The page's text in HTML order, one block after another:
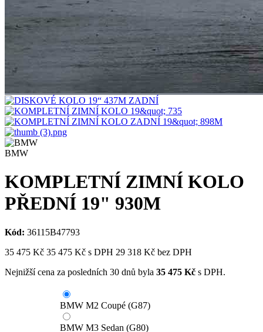
BMW
KOMPLETNÍ ZIMNÍ KOLO
PŘEDNÍ 19" 930M
Kód: 36115B47793
35 475 Kč 35 475 Kč s DPH 29 318 Kč bez DPH
Nejnižší cena za posledních 30 dnů byla 35 475 Kč s DPH.
BMW M2 Coupé (G87)
BMW M3 Sedan (G80)